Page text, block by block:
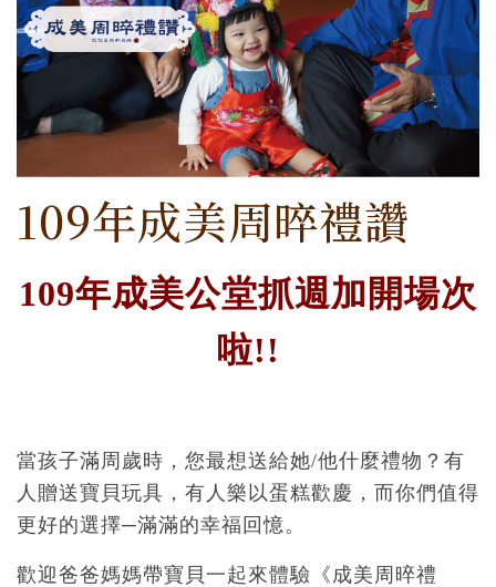
109年成美周晬禮讚
109年成美公堂抓週加開場次
啦!!
當孩子滿周歲時，您最想送給她/他什麼禮物？有
人贈送寶貝玩具，有人樂以蛋糕歡慶，而你們值得
更好的選擇─滿滿的幸福回憶。
歡迎爸爸媽媽帶寶貝一起來體驗 《 成美周晬禮